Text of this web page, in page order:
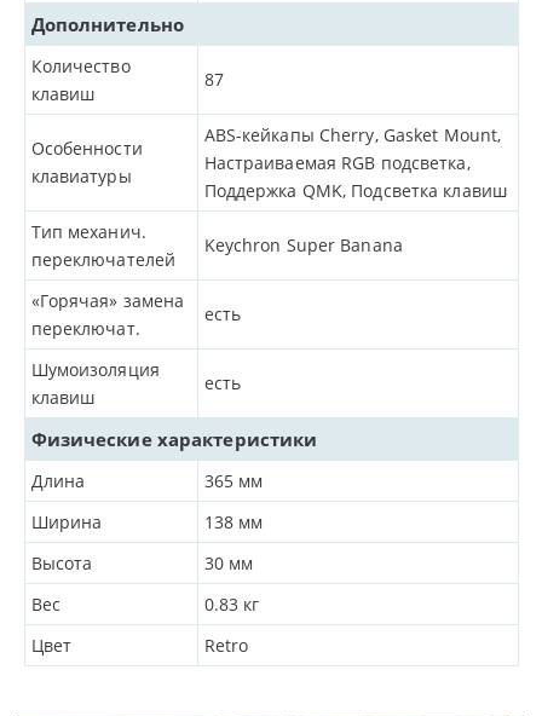
Дополнительно
Количество
клавиш
87
Особенности
клавиатуры
ABS-кейкапы Cherry, Gasket Mount,
Настраиваемая RGB подсветка,
Поддержка QMK, Подсветка клавиш
Тип механич.
переключателей
Keychron Super Banana
«Горячая» замена
переключат.
есть
Шумоизоляция
клавиш
есть
Физические характеристики
Длина 365 мм
Ширина
138 мм
Высота
30 мм
Вес
0.83 кг
Цвет
Retro